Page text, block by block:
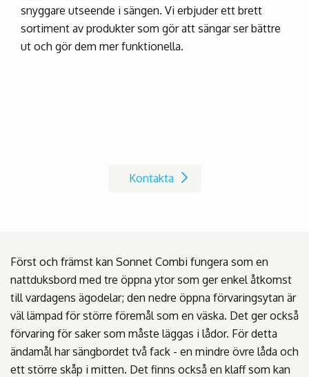
snyggare utseende i sängen. Vi erbjuder ett brett
sortiment av produkter som gör att sängar ser bättre
ut och gör dem mer funktionella.
Kontakta
Först och främst kan Sonnet Combi fungera som en
nattduksbord med tre öppna ytor som ger enkel åtkomst
till vardagens ägodelar; den nedre öppna förvaringsytan är
väl lämpad för större föremål som en väska. Det ger också
förvaring för saker som måste läggas i lådor. För detta
ändamål har sängbordet två fack - en mindre övre låda och
ett större skåp i mitten. Det finns också en klaff som kan